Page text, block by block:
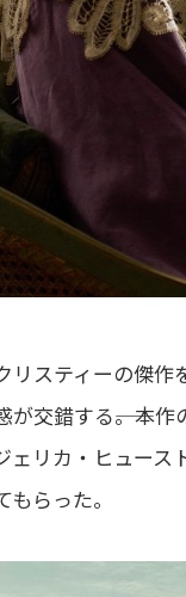
スティーの傑
交錯する――。本
ェリカ・ヒュー
らった。